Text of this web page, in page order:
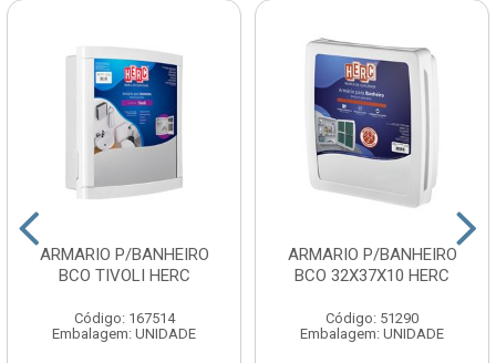
ARMARIO P/BANHEIRO
BCO TIVOLI HERC
Código: 167514
Embalagem: UNIDADE
ARMARIO P/BANHEIRO
BCO 32X37X10 HERC
Código: 51290
Embalagem: UNIDADE